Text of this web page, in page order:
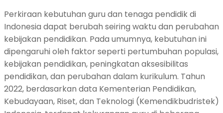
Perkiraan kebutuhan guru dan tenaga pendidik di
Indonesia dapat berubah seiring waktu dan perubahan
kebijakan pendidikan. Pada umumnya, kebutuhan ini
dipengaruhi oleh faktor seperti pertumbuhan populasi,
kebijakan pendidikan, peningkatan aksesibilitas
pendidikan, dan perubahan dalam kurikulum. Tahun
2022, berdasarkan data Kementerian Pendidikan,
Kebudayaan, Riset, dan Teknologi (Kemendikbudristek)